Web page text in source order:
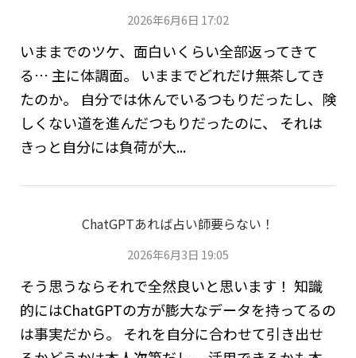
2026年6月6日 17:02
いままでのツケ、面白いくらい全部返ってきて
る… 主に体調面。 いままでどれだけ無茶してき
たのか。 自分では休んでいるつもりだったし、険
しくない道を進んだつもりだったのに、 それは
きっと自分には負荷が大...
ChatGPTあれば占い師要らない！
2026年6月3日 19:05
そう思うならそれで全然良いと思います！ 知識
的にはChatGPTの方が膨大なデータを持ってるの
は事実だから。 それを自分に合わせて引き出せ